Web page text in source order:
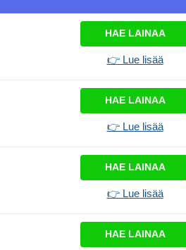
HAE LAINAA
👉 Lue lisää
HAE LAINAA
👉 Lue lisää
HAE LAINAA
👉 Lue lisää
HAE LAINAA